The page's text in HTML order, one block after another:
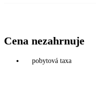
Cena nezahrnuje
pobytová taxa